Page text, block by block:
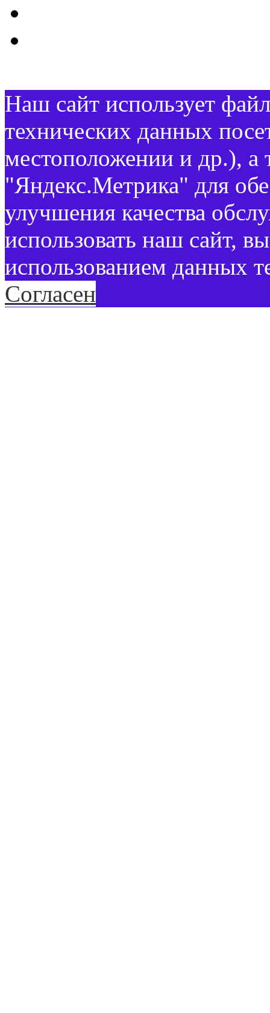
Наш сайт использует
технических данных
местоположении и др.),
"Яндекс.Метрика" для
улучшения качества
использовать наш сайт,
использованием данных
Согласен